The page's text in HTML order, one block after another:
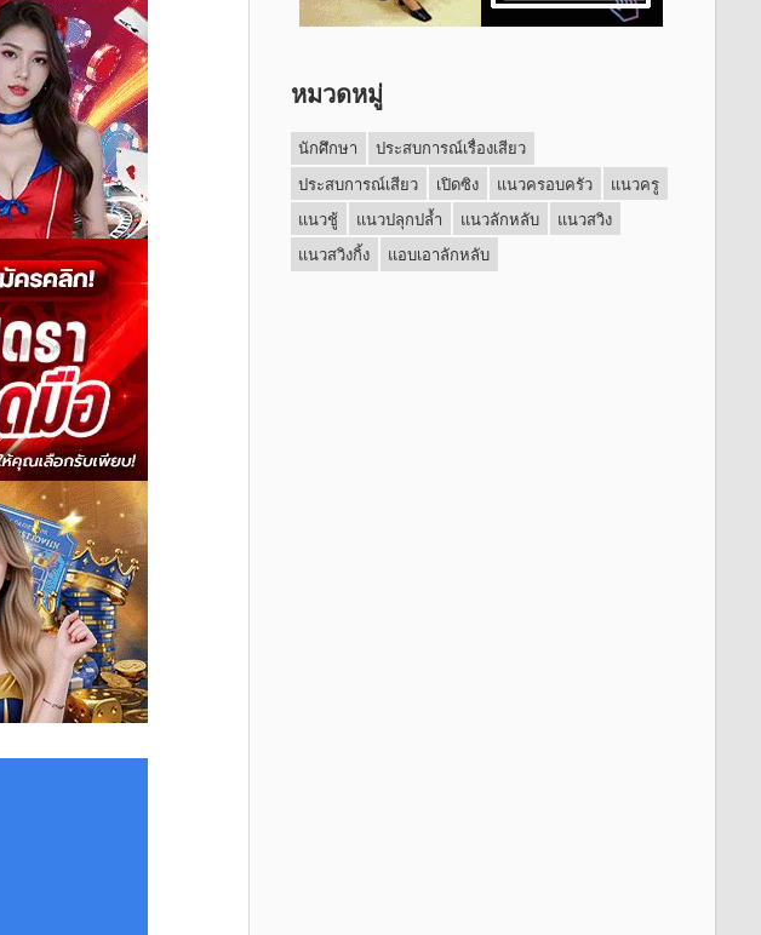
หมวดหมู่
นักศึกษา
ประสบการณ์เรื่องเสียว
ประสบการณ์เสียว
เปิดซิง แนวครอบครัว
แนวครู
แนวชู้
แนวปลุกปล้ำ แนวลักหลับ
แนวสวิง
แนวสวิงกิ้ง
แอบเอาลักหลับ